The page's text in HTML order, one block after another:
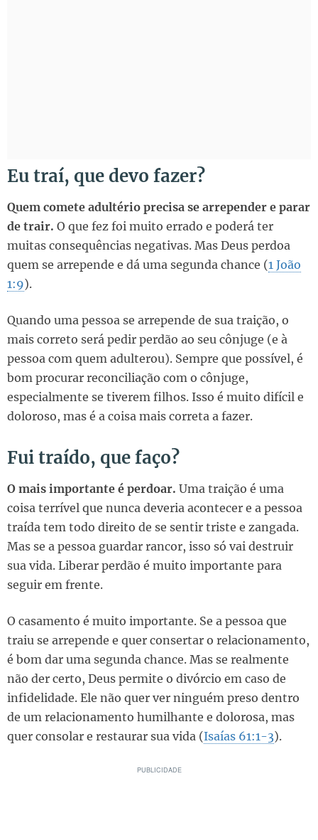
Eu traí, que devo fazer?
Quem comete adultério precisa se arrepender e parar
de trair. O que fez foi muito errado e poderá ter
muitas consequências negativas. Mas Deus perdoa
quem se arrepende e dá uma segunda chance (1 João
1:9).
Quando uma pessoa se arrepende de sua traição, o
mais correto será pedir perdão ao seu cônjuge (e à
pessoa com quem adulterou). Sempre que possível, é
bom procurar reconciliação com o cônjuge,
especialmente se tiverem filhos. Isso é muito difícil e
doloroso, mas é a coisa mais correta a fazer.
Fui traído, que faço?
O mais importante é perdoar. Uma traição é uma
coisa terrível que nunca deveria acontecer e a pessoa
traída tem todo direito de se sentir triste e zangada.
Mas se a pessoa guardar rancor, isso só vai destruir
sua vida. Liberar perdão é muito importante para
seguir em frente.
O casamento é muito importante. Se a pessoa que
traiu se arrepende e quer consertar o relacionamento,
é bom dar uma segunda chance. Mas se realmente
não der certo, Deus permite o divórcio em caso de
infidelidade. Ele não quer ver ninguém preso dentro
de um relacionamento humilhante e dolorosa, mas
quer consolar e restaurar sua vida (Isaías 61:1-3).